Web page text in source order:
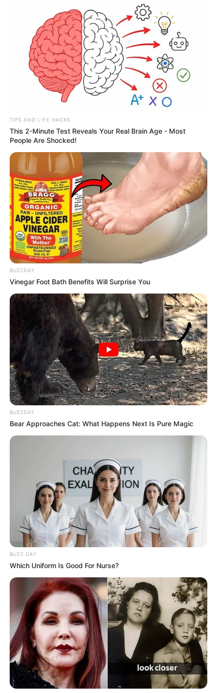
TIPS AND LIFE HACKS
This 2-Minute Test Reveals Your Real Brain Age - Most
People Are Shocked!
BUZZDAY
Vinegar Foot Bath Benefits Will Surprise You
BUZZDAY
Bear Approaches Cat: What Happens Next Is Pure Magic
BUZZ DAY
Which Uniform Is Good For Nurse?